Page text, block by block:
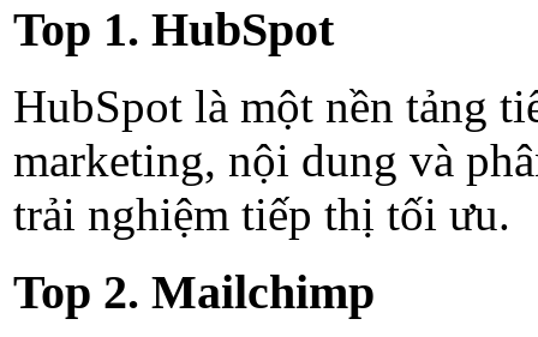
Top 1. HubSpot
HubSpot là một nền tảng
marketing, nội dung và
trải nghiệm tiếp thị tối ưu.
Top 2. Mailchimp